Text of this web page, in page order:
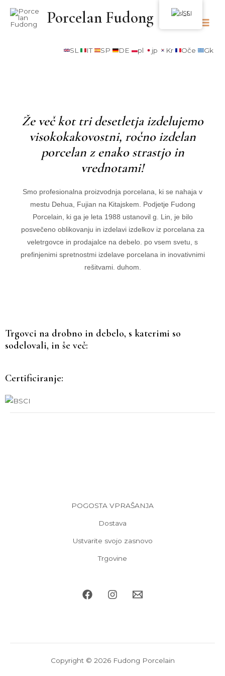
Porcelan Fudong
SL IT SP DE pl jp Kr Oče Gk
Že več kot tri desetletja izdelujemo
visokokakovostni, ročno izdelan
porcelan z enako strastjo in
vrednotami!
Smo profesionalna proizvodnja porcelana, ki se nahaja v
mestu Dehua, Fujian na Kitajskem. Podjetje Fudong
Porcelain, ki ga je leta 1988 ustanovil g. Lin, je bilo
posvečeno oblikovanju in izdelavi izdelkov iz porcelana za
veletrgovce in prodajalce na debelo. po vsem svetu, s
prefinjenimi spretnostmi izdelave porcelana in inovativnimi
rešitvami. duhom.
Trgovci na drobno in debelo, s katerimi so
sodelovali, in še več:
Certificiranje:
POGOSTA VPRAŠANJA
Dostava
Ustvarite svojo zasnovo
Trgovine
Copyright © 2026 Fudong Porcelain
SL